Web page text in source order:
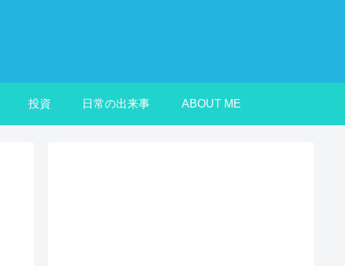
投資 日常の出来事 ABOUT ME